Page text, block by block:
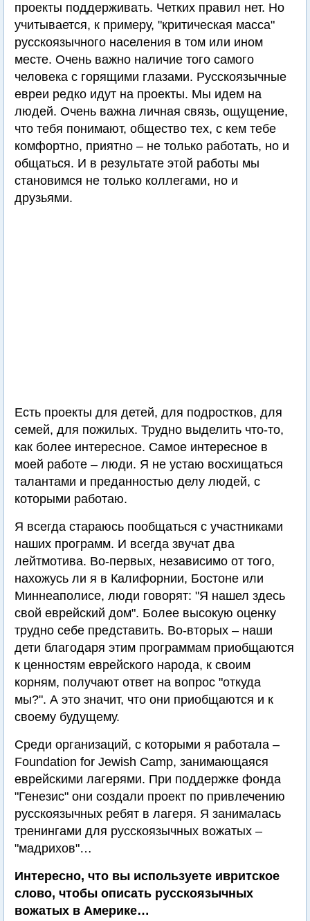
проекты поддерживать. Четких правил нет. Но
учитывается, к примеру, "критическая масса"
русскоязычного населения в том или ином
месте. Очень важно наличие того самого
человека с горящими глазами. Русскоязычные
евреи редко идут на проекты. Мы идем на
людей. Очень важна личная связь, ощущение,
что тебя понимают, общество тех, с кем тебе
комфортно, приятно – не только работать, но и
общаться. И в результате этой работы мы
становимся не только коллегами, но и
друзьями.
Есть проекты для детей, для подростков, для
семей, для пожилых. Трудно выделить что-то,
как более интересное. Самое интересное в
моей работе – люди. Я не устаю восхищаться
талантами и преданностью делу людей, с
которыми работаю.
Я всегда стараюсь пообщаться с участниками
наших программ. И всегда звучат два
лейтмотива. Во-первых, независимо от того,
нахожусь ли я в Калифорнии, Бостоне или
Миннеаполисе, люди говорят: "Я нашел здесь
свой еврейский дом". Более высокую оценку
трудно себе представить. Во-вторых – наши
дети благодаря этим программам приобщаются
к ценностям еврейского народа, к своим
корням, получают ответ на вопрос "откуда
мы?". А это значит, что они приобщаются и к
своему будущему.
Среди организаций, с которыми я работала –
Foundation for Jewish Camp, занимающаяся
еврейскими лагерями. При поддержке фонда
"Генезис" они создали проект по привлечению
русскоязычных ребят в лагеря. Я занималась
тренингами для русскоязычных вожатых –
"мадрихов"…
Интересно, что вы используете ивритское
слово, чтобы описать русскоязычных
вожатых в Америке…